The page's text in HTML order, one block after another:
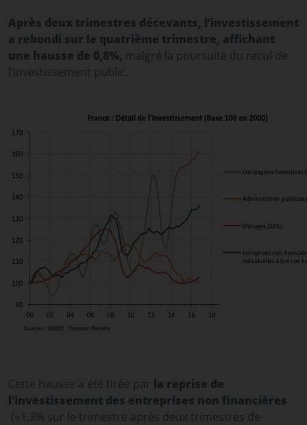
Après deux trimestres décevants, l’investissement
a rebondi sur le quatrième trimestre, affichant
une hausse de 0,8%, malgré la poursuite du recul de
l’investissement public.
Cette hausse a été tirée par la reprise de
l’investissement des entreprises non financières
(+1,3% sur le trimestre après deux trimestres de